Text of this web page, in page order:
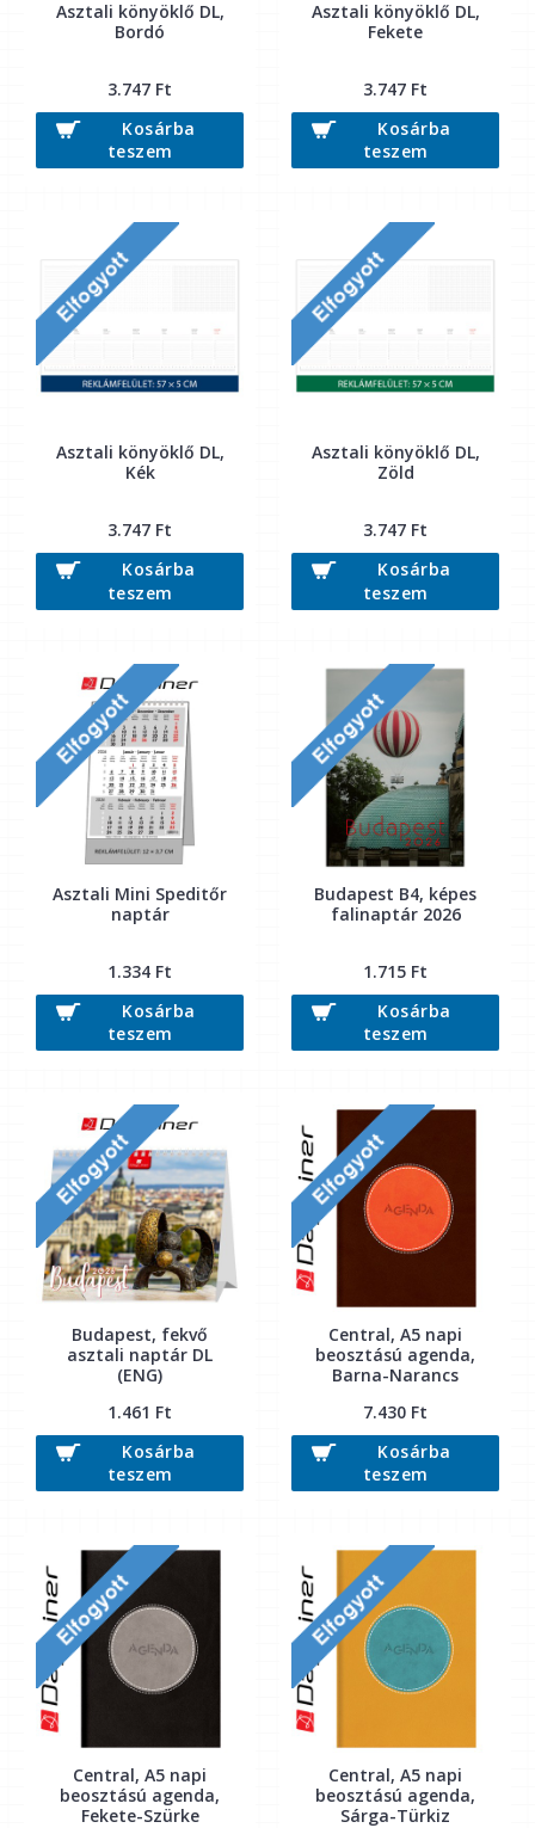
Asztali könyöklő DL,
Bordó
3.747 Ft
Kosárba
teszem
Asztali könyöklő DL,
Fekete
3.747 Ft
Kosárba
teszem
Asztali könyöklő DL,
Kék
3.747 Ft
Kosárba
teszem
Asztali könyöklő DL,
Zöld
3.747 Ft
Kosárba
teszem
Asztali Mini Speditőr
naptár
1.334 Ft
Kosárba
teszem
Budapest B4, képes
falinaptár 2026
1.715 Ft
Kosárba
teszem
Budapest, fekvő
asztali naptár DL
(ENG)
1.461 Ft
Kosárba
teszem
Central, A5 napi
beosztású agenda,
Barna-Narancs
7.430 Ft
Kosárba
teszem
Central, A5 napi
beosztású agenda,
Fekete-Szürke
Central, A5 napi
beosztású agenda,
Sárga-Türkiz